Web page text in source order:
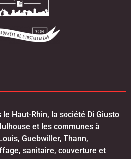
Haut-Rhin, la société Di Giusto
et les communes à
Guebwiller, Thann,
sanitaire, couverture et